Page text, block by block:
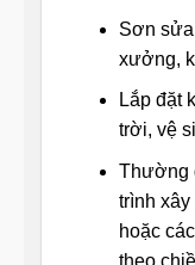
Sơn sửa
xưởng,
Lắp đặt
trời, vệ
Thường
trình
hoặc
theo